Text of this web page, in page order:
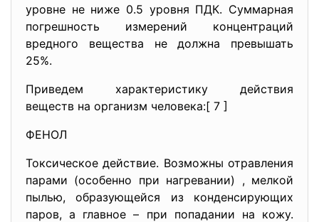
уровне не ниже 0.5 уровня ПДК. Суммарная
погрешность измерений концентраций
вредного вещества не должна превышать
25%.
Приведем характеристику действия
веществ на организм человека:[ 7 ]
ФЕНОЛ
Токсическое действие. Возможны отравления
парами (особенно при нагревании) , мелкой
пылью, образующейся из конденсирующих
паров, а главное – при попадании на кожу.